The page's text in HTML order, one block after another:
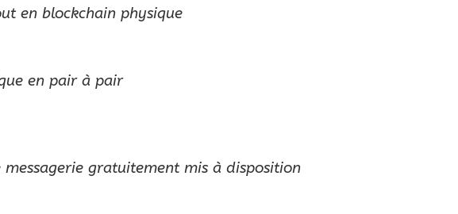
en blockchain physique
en pair à pair
gratuitement mis à disposition